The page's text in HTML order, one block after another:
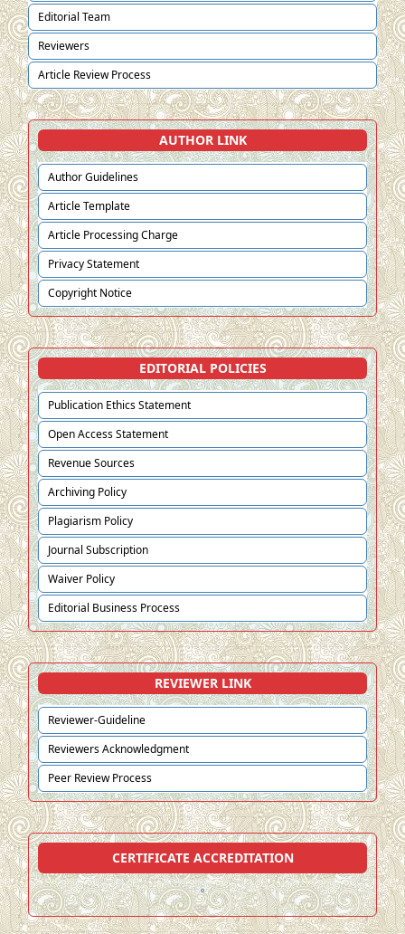
Editorial Team
Reviewers
Article Review Process
AUTHOR LINK
Author Guidelines
Article Template
Article Processing Charge
Privacy Statement
Copyright Notice
EDITORIAL POLICIES
Publication Ethics Statement
Open Access Statement
Revenue Sources
Archiving Policy
Plagiarism Policy
Journal Subscription
Waiver Policy
Editorial Business Process
REVIEWER LINK
Reviewer-Guideline
Reviewers Acknowledgment
Peer Review Process
CERTIFICATE ACCREDITATION